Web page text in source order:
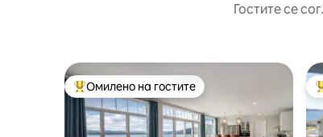
Гостите се
Меѓу најуспешните „Омилени на гостите“
Омилено на гостите